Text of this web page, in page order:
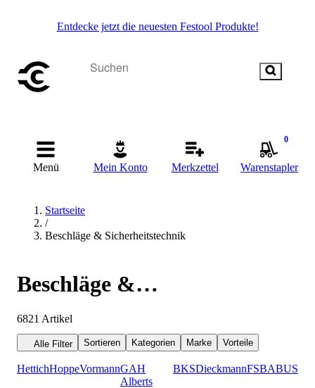
Entdecke jetzt die neuesten Festool Produkte!
Menü Mein Konto Merkzettel
0
Warenstapler
Startseite
/
Beschläge & Sicherheitstechnik
Beschläge &
Sicherheitstechnik
6821 Artikel
Alle Filter Sortieren Kategorien Marke Vorteile
HettichHoppeVormannGAH
Alberts
BKSDieckmannFSBABUS